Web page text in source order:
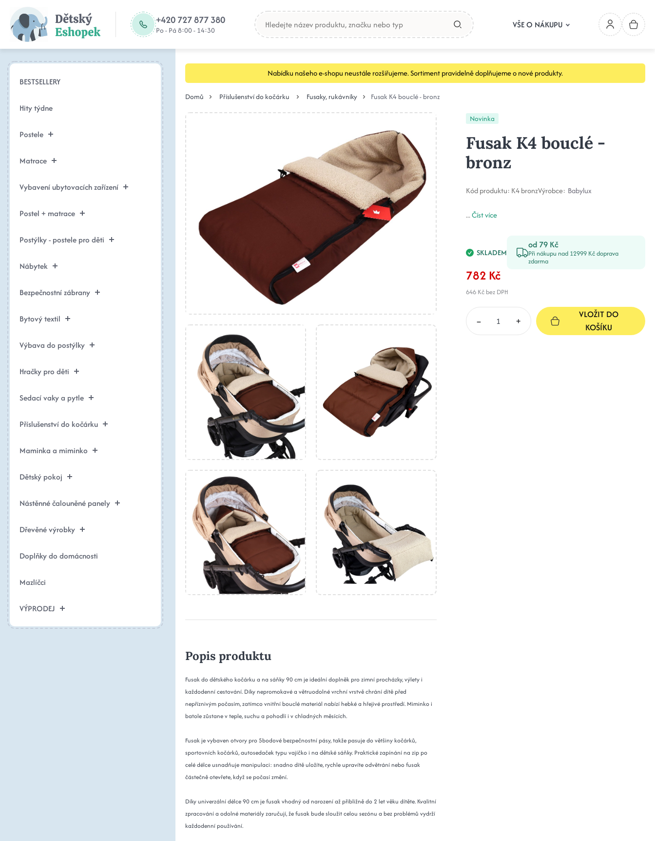
+420 727 877 380
Po - Pá 8:00 - 14:30
VŠE O NÁKUPU
BESTSELLERY
Hity týdne
Postele
Matrace
Vybavení ubytovacích zařízení
Postel + matrace
Postýlky - postele pro děti
Nábytek
Bezpečnostní zábrany
Bytový textil
Výbava do postýlky
Hračky pro děti
Sedací vaky a pytle
Příslušenství do kočárku
Maminka a miminko
Dětský pokoj
Nástěnné čalouněné panely
Dřevěné výrobky
Doplňky do domácnosti
Mazlíčci
VÝPRODEJ
Nabídku našeho e-shopu neustále rozšiřujeme. Sortiment pravidelně doplňujeme o nové produkty.
Domů Příslušenství do kočárku Fusaky, rukávníky Fusak K4 bouclé - bronz
Popis produktu
Fusak do dětského kočárku a na sáňky 90 cm je ideální doplněk pro zimní procházky, výlety i
každodenní cestování. Díky nepromokavé a větruodolné vrchní vrstvě chrání dítě před
nepříznivým počasím, zatímco vnitřní bouclé materiál nabízí hebké a hřejivé prostředí. Miminko i
batole zůstane v teple, suchu a pohodlí i v chladných měsících.
Fusak je vybaven otvory pro 5bodové bezpečnostní pásy, takže pasuje do většiny kočárků,
sportovních kočárků, autosedaček typu vajíčko i na dětské sáňky. Praktické zapínání na zip po
celé délce usnadňuje manipulaci: snadno dítě uložíte, rychle upravíte odvětrání nebo fusak
částečně otevřete, když se počasí změní.
Díky univerzální délce 90 cm je fusak vhodný od narození až přibližně do 2 let věku dítěte. Kvalitní
zpracování a odolné materiály zaručují, že fusak bude sloužit celou sezónu a bez problémů vydrží
každodenní používání.
Novinka
Fusak K4 bouclé -
bronz
Kód produktu: K4 bronzVýrobce: Babylux
...Číst více
SKLADEM
od 79 Kč
Při nákupu nad 12999 Kč doprava
zdarma
782 Kč
646 Kčbez DPH
– +
VLOŽIT DO
KOŠÍKU